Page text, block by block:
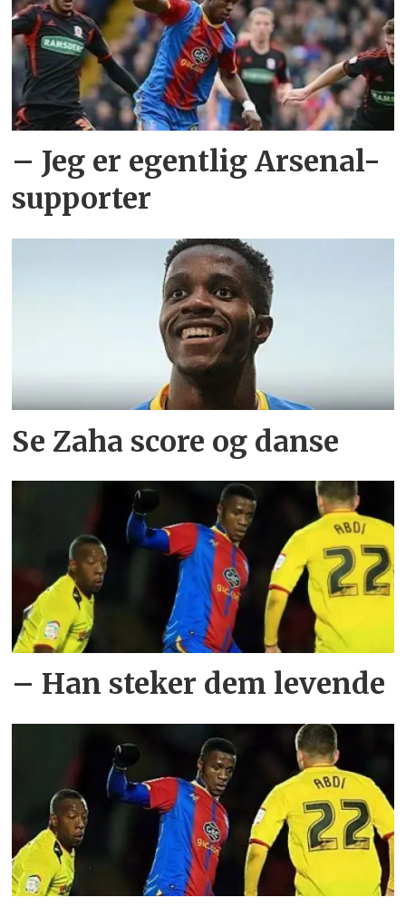
– Jeg er egentlig Arsenal-
supporter
Se Zaha score og danse
– Han steker dem levende